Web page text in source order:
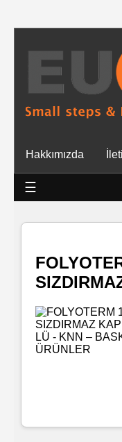
Hakkımızda
☰
Tüm
Ürünler
Baskılı
Islak
Rulo
Islak